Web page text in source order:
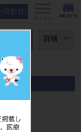
掲載し
医療
合わせ
メニュー
詳細
付